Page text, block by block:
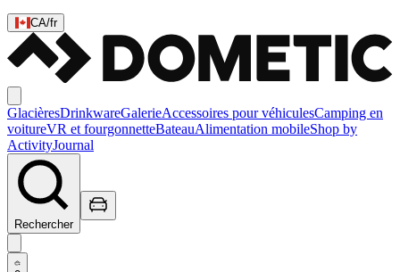
CA/fr
GlacièresDrinkwareGalerieAccessoires pour véhiculesCamping en
voitureVR et fourgonnetteBateauAlimentation mobileShop by
ActivityJournal
Rechercher